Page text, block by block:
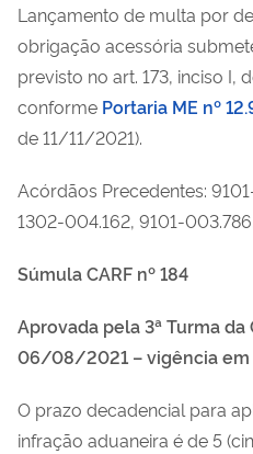
Lançamento de multa por
obrigação acessória
previsto no art. 173, inciso I,
conforme Portaria ME nº
de 11/11/2021).
Acórdãos Precedentes:
1302-004.162, 9101-
Súmula CARF nº 184
Aprovada pela 3ª Turma da
06/08/2021 – vigência
O prazo decadencial para
infração aduaneira é de 5